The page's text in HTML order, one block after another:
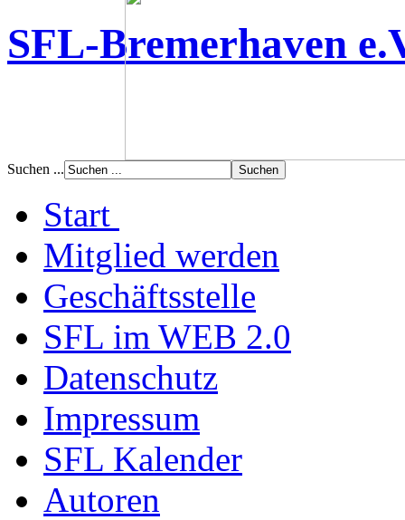
SFL-Bremerhaven
Suchen ...
Start
Mitglied werden
Geschäftsstelle
SFL im WEB 2.0
Datenschutz
Impressum
SFL Kalender
Autoren